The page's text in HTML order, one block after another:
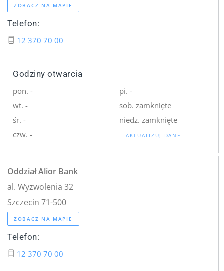
ZOBACZ NA MAPIE
Telefon:
12 370 70 00
Godziny otwarcia
pon. -
wt. -
śr. -
czw. -
pi. -
sob. zamknięte
niedz. zamknięte
AKTUALIZUJ DANE
Oddział Alior Bank
al. Wyzwolenia 32
Szczecin 71-500
ZOBACZ NA MAPIE
Telefon:
12 370 70 00